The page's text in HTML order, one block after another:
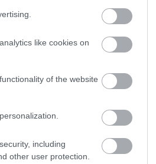
like cookies on
of the website
including
other user protection.
KÖVETKEZŐ POSZT
egy férfi felhívja a volt